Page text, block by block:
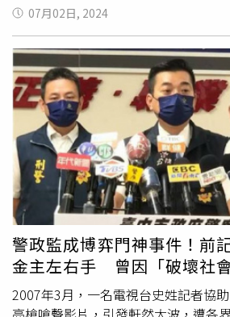
辦策略。林明佐見識到九州集團的財
加入九州集團，他遂向一名命理老師
示，「現在努力就是為賺更多」、「
門不亂搞沒什麼收入」、「我有一個
邊會比較好嗎？」。不過林明佐後續
後加入九州集團時，爭取更好的待遇
地檢署展開多波搜索行動，專案人員
室和住所，搜獲近百萬元現金及其銀
元不明資金，檢方依組織犯罪防制法
重罪，將其聲押至今。據了解，林明
期，然而檢方認定仍有共犯在逃，因
押，並獲准至9月底。檢方在5月2日
行動後，於5月7日和8日進行了第二
博弈集團相關的地點，並查扣了現金
行動中，檢方傳喚和拘提包括集團劉
其中7人為證人。其中劉男因涉嫌重
被告分別以300萬元到100萬元不等交
住居並限制出境、出海。另外，5月
直擊博奕集團的核心，當時，檢方拘
名成員，其中1名成員竟是曾任職於
者，涉及過台中黑幫的內鬥，甚至幫
嚇性質的影片，後離職經商，並因其
07月02日, 2024
警政監成博弈門神事件！前
金主左右手 曾因「破壞社
2007年3月，一名電視台史姓記者協